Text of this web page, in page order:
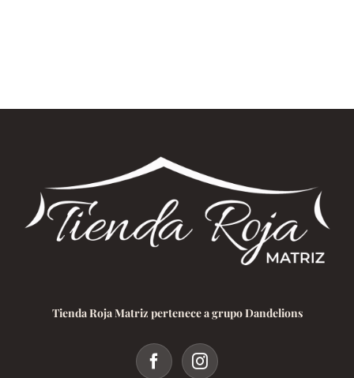
Tienda Roja Matriz pertenece a grupo Dandelions